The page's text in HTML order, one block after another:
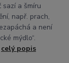
a šmíru
např. prach,
a není
mýdlo“.
celý popis